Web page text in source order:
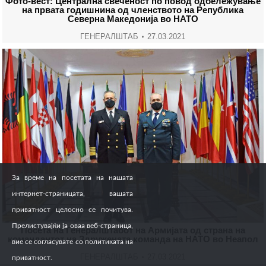
на првата годишнина од членството на Република
Северна Македонија во НАТО
ГЕНЕРАЛШТАБ 27.03.2021
Посета на Генералштабот на Армијата од страна на
командантот на Здружената команда на НАТО во Неапол
За време на посетата на нашата
интернет-страницата, вашата
приватност целосно се почитува.
Прелистувајќи ја оваа веб-страница,
вие се согласувате со политиката на
приватност.